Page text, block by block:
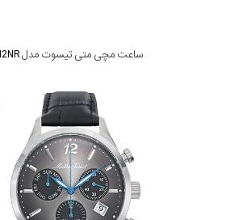
ساعت مچی متی تیسوت مدل H912NR